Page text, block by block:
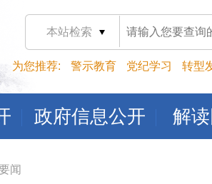
本站检索
为您推荐: 警示教育 党纪学习 转型
政府信息公开 解
闻